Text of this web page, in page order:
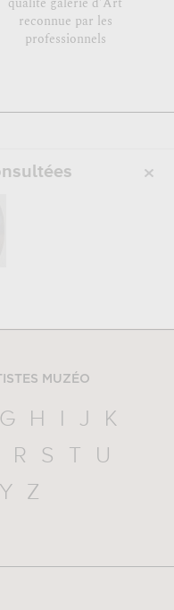
reconnue par les
professionnels
MUZÉO
G H I J
K
R S T
U
Y Z